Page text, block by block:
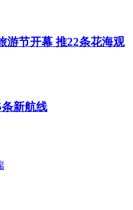
游节开幕 推22条花海观
条新航线